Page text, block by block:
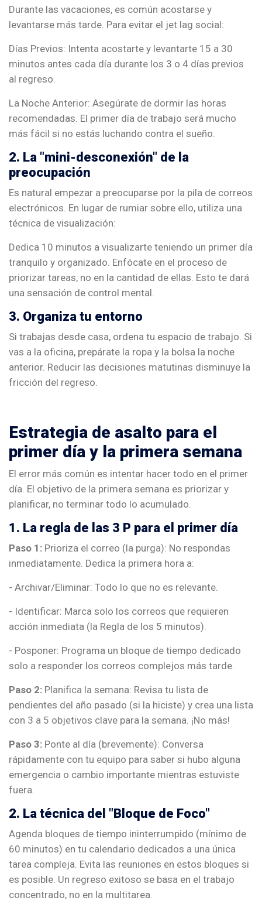
Durante las vacaciones, es común acostarse y
levantarse más tarde. Para evitar el jet lag social:
Días Previos: Intenta acostarte y levantarte 15 a 30
minutos antes cada día durante los 3 o 4 días previos
al regreso.
La Noche Anterior: Asegúrate de dormir las horas
recomendadas. El primer día de trabajo será mucho
más fácil si no estás luchando contra el sueño.
2. La "mini-desconexión" de la
preocupación
Es natural empezar a preocuparse por la pila de correos
electrónicos. En lugar de rumiar sobre ello, utiliza una
técnica de visualización:
Dedica 10 minutos a visualizarte teniendo un primer día
tranquilo y organizado. Enfócate en el proceso de
priorizar tareas, no en la cantidad de ellas. Esto te dará
una sensación de control mental.
3. Organiza tu entorno
Si trabajas desde casa, ordena tu espacio de trabajo. Si
vas a la oficina, prepárate la ropa y la bolsa la noche
anterior. Reducir las decisiones matutinas disminuye la
fricción del regreso.
Estrategia de asalto para el
primer día y la primera semana
El error más común es intentar hacer todo en el primer
día. El objetivo de la primera semana es priorizar y
planificar, no terminar todo lo acumulado.
1. La regla de las 3 P para el primer día
Paso 1: Prioriza el correo (la purga): No respondas
inmediatamente. Dedica la primera hora a:
- Archivar/Eliminar: Todo lo que no es relevante.
- Identificar: Marca solo los correos que requieren
acción inmediata (la Regla de los 5 minutos).
- Posponer: Programa un bloque de tiempo dedicado
solo a responder los correos complejos más tarde.
Paso 2: Planifica la semana: Revisa tu lista de
pendientes del año pasado (si la hiciste) y crea una lista
con 3 a 5 objetivos clave para la semana. ¡No más!
Paso 3: Ponte al día (brevemente): Conversa
rápidamente con tu equipo para saber si hubo alguna
emergencia o cambio importante mientras estuviste
fuera.
2. La técnica del "Bloque de Foco"
Agenda bloques de tiempo ininterrumpido (mínimo de
60 minutos) en tu calendario dedicados a una única
tarea compleja. Evita las reuniones en estos bloques si
es posible. Un regreso exitoso se basa en el trabajo
concentrado, no en la multitarea.